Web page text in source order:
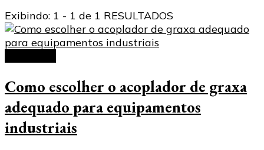
Exibindo: 1 - 1 de 1 RESULTADOS
Como escolher o acoplador de graxa
adequado para equipamentos
industriais